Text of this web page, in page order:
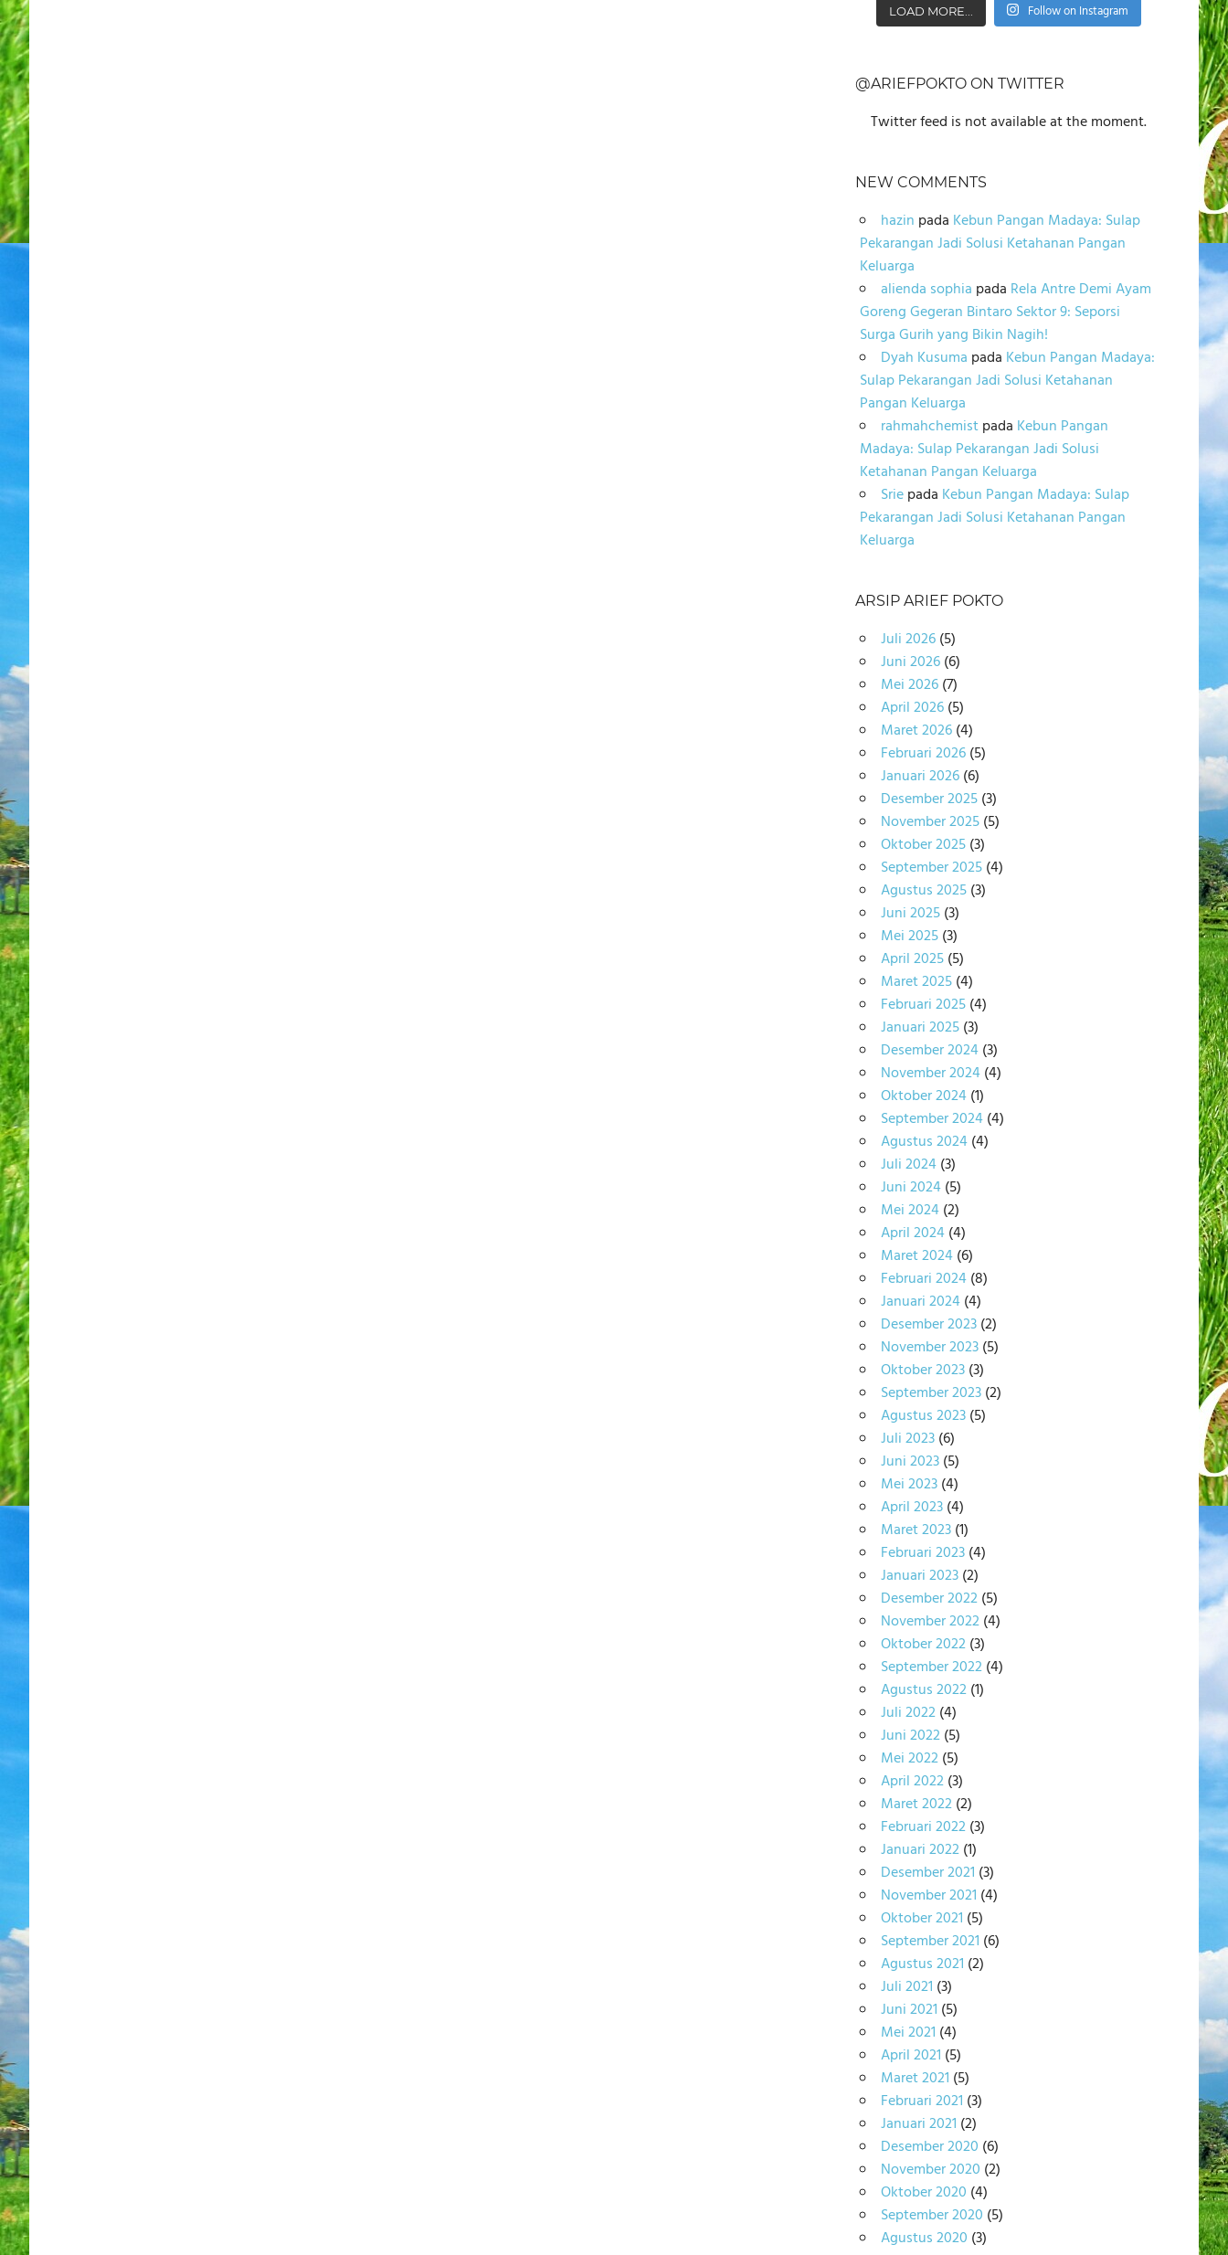
LOAD MORE... Follow on Instagram
@ARIEFPOKTO ON TWITTER
Twitter feed is not available at the moment.
NEW COMMENTS
hazin pada Kebun Pangan Madaya: Sulap
Pekarangan Jadi Solusi Ketahanan Pangan
Keluarga
alienda sophia pada Rela Antre Demi Ayam
Goreng Gegeran Bintaro Sektor 9: Seporsi
Surga Gurih yang Bikin Nagih!
Dyah Kusuma pada Kebun Pangan Madaya:
Sulap Pekarangan Jadi Solusi Ketahanan
Pangan Keluarga
rahmahchemistpada Kebun Pangan
Madaya: Sulap Pekarangan Jadi Solusi
Ketahanan Pangan Keluarga
Sriepada Kebun Pangan Madaya: Sulap
Pekarangan Jadi Solusi Ketahanan Pangan
Keluarga
ARSIP ARIEF POKTO
Juli 2026(5)
Juni 2026(6)
Mei 2026(7)
April 2026(5)
Maret 2026(4)
Februari 2026(5)
Januari 2026(6)
Desember 2025(3)
November 2025(5)
Oktober 2025(3)
September 2025(4)
Agustus 2025(3)
Juni 2025(3)
Mei 2025(3)
April 2025(5)
Maret 2025(4)
Februari 2025(4)
Januari 2025(3)
Desember 2024(3)
November 2024(4)
Oktober 2024(1)
September 2024(4)
Agustus 2024(4)
Juli 2024(3)
Juni 2024(5)
Mei 2024(2)
April 2024(4)
Maret 2024(6)
Februari 2024(8)
Januari 2024(4)
Desember 2023(2)
November 2023(5)
Oktober 2023(3)
September 2023(2)
Agustus 2023(5)
Juli 2023(6)
Juni 2023(5)
Mei 2023(4)
April 2023(4)
Maret 2023(1)
Februari 2023(4)
Januari 2023(2)
Desember 2022(5)
November 2022(4)
Oktober 2022(3)
September 2022(4)
Agustus 2022(1)
Juli 2022(4)
Juni 2022(5)
Mei 2022(5)
April 2022(3)
Maret 2022(2)
Februari 2022(3)
Januari 2022(1)
Desember 2021 (3)
November 2021 (4)
Oktober 2021 (5)
September 2021 (6)
Agustus 2021 (2)
Juli 2021 (3)
Juni 2021 (5)
Mei 2021 (4)
April 2021 (5)
Maret 2021 (5)
Februari 2021 (3)
Januari 2021 (2)
Desember 2020 (6)
November 2020 (2)
Oktober 2020 (4)
September 2020 (5)
Agustus 2020 (3)